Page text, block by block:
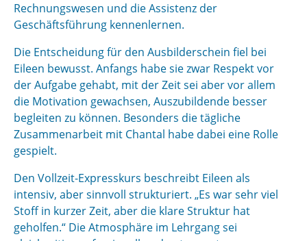
Rechnungswesen und die Assistenz der
Geschäftsführung kennenlernen.
Die Entscheidung für den Ausbilderschein fiel bei
Eileen bewusst. Anfangs habe sie zwar Respekt vor
der Aufgabe gehabt, mit der Zeit sei aber vor allem
die Motivation gewachsen, Auszubildende besser
begleiten zu können. Besonders die tägliche
Zusammenarbeit mit Chantal habe dabei eine Rolle
gespielt.
Den Vollzeit-Expresskurs beschreibt Eileen als
intensiv, aber sinnvoll strukturiert. „Es war sehr viel
Stoff in kurzer Zeit, aber die klare Struktur hat
geholfen.“ Die Atmosphäre im Lehrgang sei